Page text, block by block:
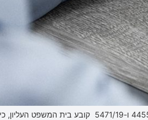
עו"ד רפאל ציק בפסק הדין שניתן בעתירה שהגישו שורה של ארגוני